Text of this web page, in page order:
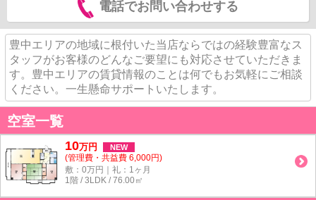
電話でお問い合わせする
豊中エリアの地域に根付いた当店ならではの経験豊富なス
タッフがお客様のどんなご要望にも対応させていただきま
す。豊中エリアの賃貸情報のことは何でもお気軽にご相談
ください。一生懸命サポートいたします。
空室一覧
10万円 NEW
(管理費・共益費 6,000円)
敷：0万円｜礼：1ヶ月
1階 / 3LDK / 76.00㎡